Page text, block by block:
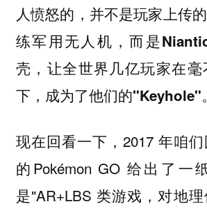
人愤怒的，并不是玩家上传
练军用无人机，而是
壳，让全世界几亿玩家在
下，成为了他们的"Keyhole"。
现在回看一下，2017 年咱
的Pokémon GO 给出了一
是"AR+LBS 类游戏，对地